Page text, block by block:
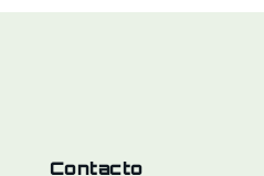
Contacto